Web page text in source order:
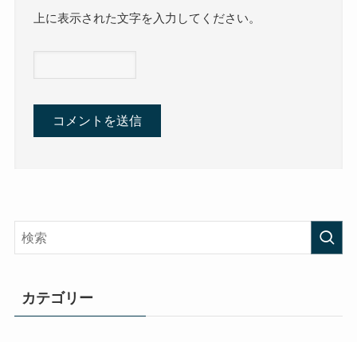
上に表示された文字を入力してください。
カテゴリー